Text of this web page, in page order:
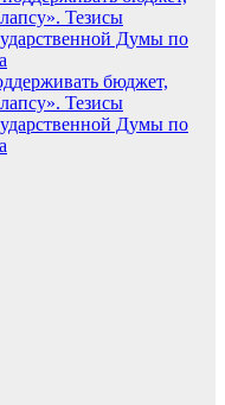
бюджет,
Тезисы
Думы по